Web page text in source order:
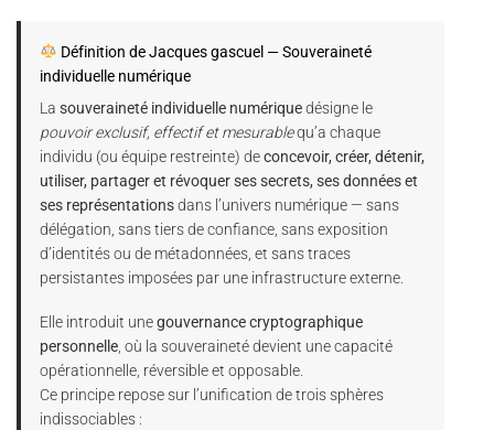
Définition de Jacques gascuel — Souveraineté
individuelle numérique
La souveraineté individuelle numériquedésigne le
pouvoir exclusif, effectif et mesurablequ’a chaque
individu (ou équipe restreinte) deconcevoir, créer, détenir,
utiliser, partager et révoquer ses secrets, ses données et
ses représentationsdans l’univers numérique — sans
délégation, sans tiers de confiance, sans exposition
d’identités ou de métadonnées, et sans traces
persistantes imposées par une infrastructure externe.
Elle introduit unegouvernance cryptographique
personnelle, où la souveraineté devient une capacité
opérationnelle, réversible et opposable.
Ce principe repose sur l’unification de trois sphères
indissociables :